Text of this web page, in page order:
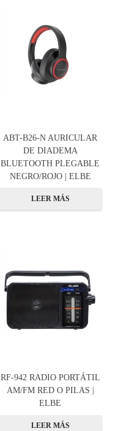
ABT-B26-N AURICULAR
DE DIADEMA
BLUETOOTH PLEGABLE
NEGRO/ROJO | ELBE
LEER MÁS
RF-942 RADIO PORTÁTIL
AM/FM RED O PILAS |
ELBE
LEER MÁS